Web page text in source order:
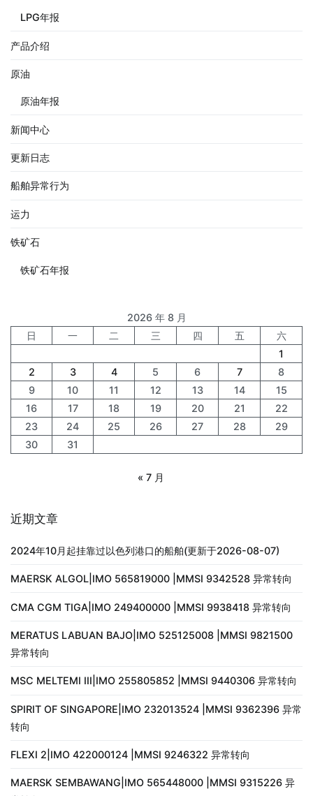
LPG年报
产品介绍
原油
原油年报
新闻中心
更新日志
船舶异常行为
运力
铁矿石
铁矿石年报
2026 年 8 月
日
一 二 三 四 五
六
1
2
3 4 5 6 7
8
9
10 11 12 13 14
15
16
17 18 19 20 21
22
23
24 25 26 27 28
29
30
31
« 7 月
近期文章
2024年10月起挂靠过以色列港口的船舶(更新于2026-08-07)
MAERSK ALGOL|IMO 565819000 |MMSI 9342528 异常转向
CMA CGM TIGA|IMO 249400000 |MMSI 9938418 异常转向
MERATUS LABUAN BAJO|IMO 525125008 |MMSI 9821500
异常转向
MSC MELTEMI III|IMO 255805852 |MMSI 9440306 异常转向
SPIRIT OF SINGAPORE|IMO 232013524 |MMSI 9362396 异常
转向
FLEXI 2|IMO 422000124 |MMSI 9246322 异常转向
MAERSK SEMBAWANG|IMO 565448000 |MMSI 9315226 异